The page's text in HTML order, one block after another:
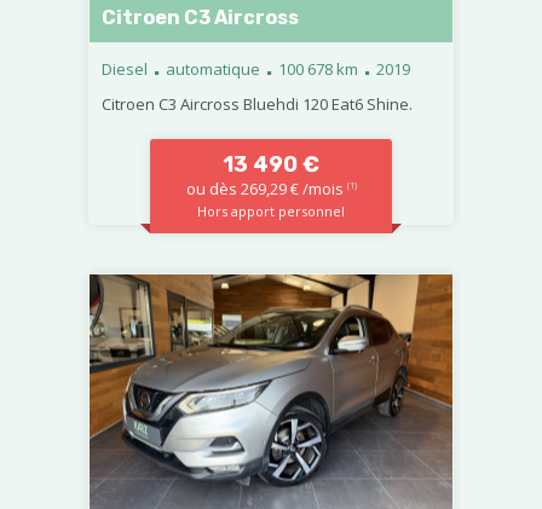
Citroen C3 Aircross
Diesel . automatique . 100 678 km . 2019
Citroen C3 Aircross Bluehdi 120 Eat6 Shine.
13 490 €
ou dès 269,29 € /mois (1)
Hors apport personnel